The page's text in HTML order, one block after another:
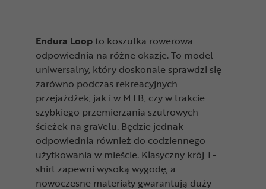
Endura Loopto koszulka rowerowa
odpowiednia na różne okazje. To model
uniwersalny, który doskonale sprawdzi się
zarówno podczas rekreacyjnych
przejażdżek, jak i w MTB, czy w trakcie
szybkiego przemierzania szutrowych
ścieżek na gravelu. Będzie jednak
odpowiednia również do codziennego
użytkowania w mieście. Klasyczny krój T-
shirt zapewni wysoką wygodę, a
nowoczesne materiały gwarantują duży